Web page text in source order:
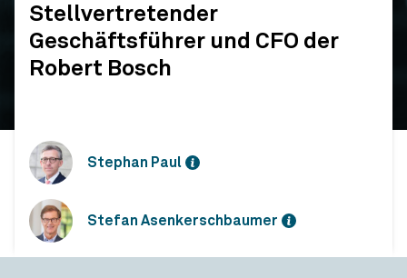
Stellvertretender
Geschäftsführer und CFO der
Robert Bosch
Stephan Paul
Stefan Asenkerschbaumer